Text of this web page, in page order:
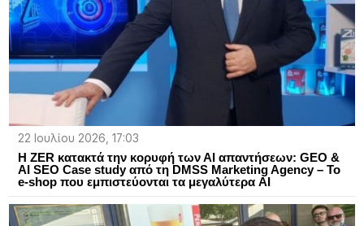
22 Ιουλίου 2026, 17:03
Η ZER κατακτά την κορυφή των ΑΙ απαντήσεων: GEO &
AI SEO Case study από τη DMSS Marketing Agency – To
e-shop που εμπιστεύονται τα μεγαλύτερα AI